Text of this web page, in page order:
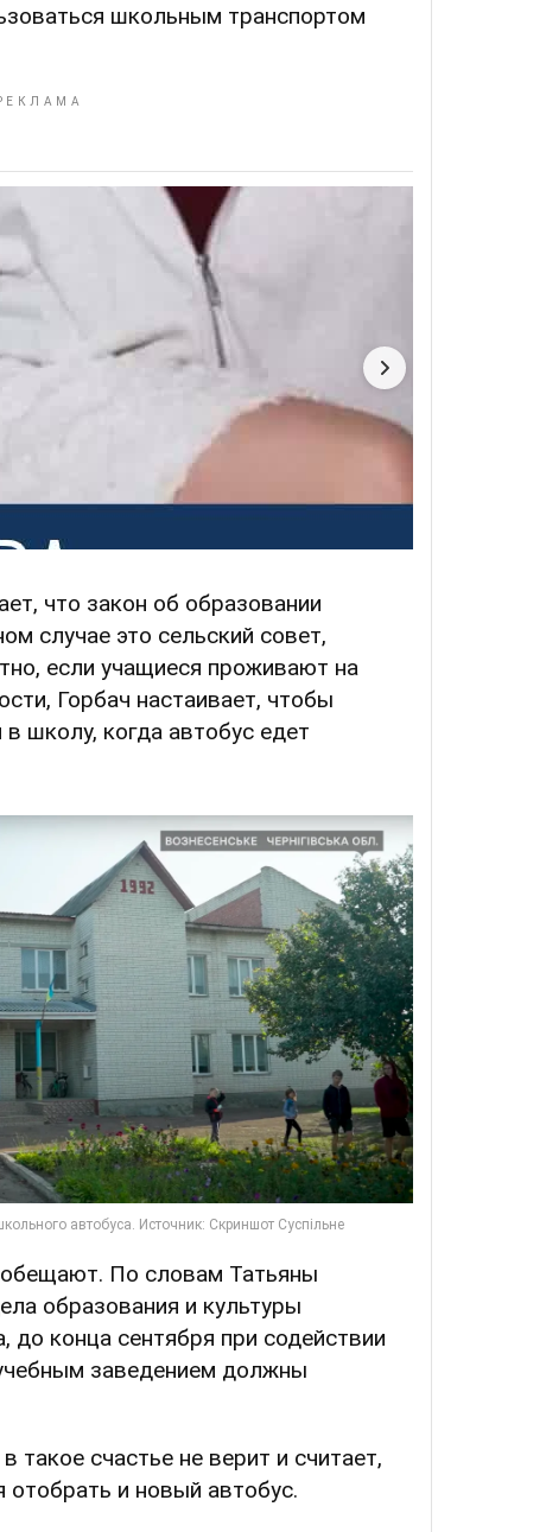
школьным транспортом
что закон об образовании
случае это сельский совет,
если учащиеся проживают на
Горбач настаивает, чтобы
школу, когда автобус едет
По словам Татьяны
образования и культуры
до конца сентября при содействии
заведением должны
такое счастье не верит и считает,
отобрать и новый автобус.